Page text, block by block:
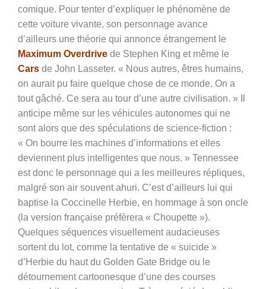
comique. Pour tenter d’expliquer le phénomène de
cette voiture vivante, son personnage avance
d’ailleurs une théorie qui annonce étrangement le
Maximum Overdrive de Stephen King et même le
Cars de John Lasseter. « Nous autres, êtres humains,
on aurait pu faire quelque chose de ce monde. On a
tout gâché. Ce sera au tour d’une autre civilisation. » Il
anticipe même sur les véhicules autonomes qui ne
sont alors que des spéculations de science-fiction :
« On bourre les machines d’informations et elles
deviennent plus intelligentes que nous. » Tennessee
est donc le personnage qui a les meilleures répliques,
malgré son air souvent ahuri. C’est d’ailleurs lui qui
baptise la Coccinelle Herbie, en hommage à son oncle
(la version française préfèrera « Choupette »).
Quelques séquences visuellement audacieuses
sortent du lot, comme la tentative de « suicide »
d’Herbie du haut du Golden Gate Bridge ou le
détournement cartoonesque d’une des courses